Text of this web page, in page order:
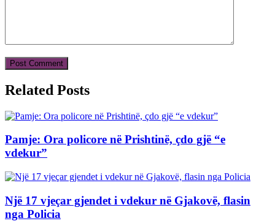
Related Posts
Pamje: Ora policore në Prishtinë, çdo gjë “e
vdekur”
Një 17 vjeçar gjendet i vdekur në Gjakovë, flasin
nga Policia